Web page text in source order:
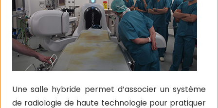
Une salle hybride permet d’associer unsystème
de radiologie de haute technologie pour pratiquer